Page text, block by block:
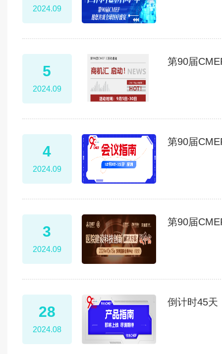
2024.09
5
2024.09
第90届
4
2024.09
第90届
3
2024.09
第90届
28
2024.08
倒计时45天